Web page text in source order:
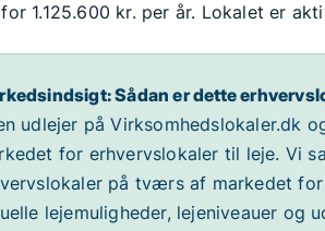
1.125.600 kr. per år. Lokalet er
Sådan er dette
udlejer på Virksomhedslokaler.dk
for erhvervslokaler til leje. Vi
på tværs af markedet
lejemuligheder, lejeniveauer og